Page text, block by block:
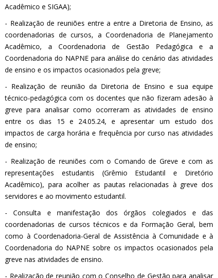
Acadêmico e SIGAA);
- Realização de reuniões entre a entre a Diretoria de Ensino, as
coordenadorias de cursos, a Coordenadoria de Planejamento
Acadêmico, a Coordenadoria de Gestão Pedagógica e a
Coordenadoria do NAPNE para análise do cenário das atividades
de ensino e os impactos ocasionados pela greve;
- Realização de reunião da Diretoria de Ensino e sua equipe
técnico-pedagógica com os docentes que não fizeram adesão à
greve para analisar como ocorreram as atividades de ensino
entre os dias 15 e 24.05.24, e apresentar um estudo dos
impactos de carga horária e frequência por curso nas atividades
de ensino;
- Realização de reuniões com o Comando de Greve e com as
representações estudantis (Grêmio Estudantil e Diretório
Acadêmico), para acolher as pautas relacionadas à greve dos
servidores e ao movimento estudantil.
- Consulta e manifestação dos órgãos colegiados e das
coordenadorias de cursos técnicos e da Formação Geral, bem
como à Coordenadoria-Geral de Assistência à Comunidade e à
Coordenadoria do NAPNE sobre os impactos ocasionados pela
greve nas atividades de ensino.
- Realização de reunião com o Conselho de Gestão para analisar